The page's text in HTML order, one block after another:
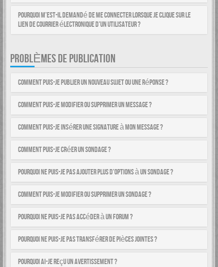
Pourquoi m’est-il demandé de me connecter lorsque je clique sur le
lien de courrier électronique d’un utilisateur ?
PROBLÈMES DE PUBLICATION
Comment puis-je publier un nouveau sujet ou une réponse ?
Comment puis-je modifier ou supprimer un message ?
Comment puis-je insérer une signature à mon message ?
Comment puis-je créer un sondage ?
Pourquoi ne puis-je pas ajouter plus d’options à un sondage ?
Comment puis-je modifier ou supprimer un sondage ?
Pourquoi ne puis-je pas accéder à un forum ?
Pourquoi ne puis-je pas transférer de pièces jointes ?
Pourquoi ai-je reçu un avertissement ?